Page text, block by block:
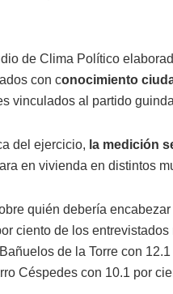
de Clima Político
con conocimiento
vinculados al partido
del ejercicio, la medición
en vivienda en distintos
quién debería encabezar
ciento de los
de la Torre con
Céspedes con 10.1 por